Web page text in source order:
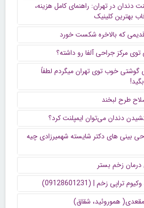
دندان در تهران: راهنمای کامل هزینه،
بهترین کلینیک
که بالاخره شکست خورد
مرکز جراحی آلفا رو داشته؟
گوشتی خوب توی تهران میگردم لطفاً
طرح لبخند
دندان می‌توان ایمپلنت کرد؟
بینی های دکتر شایسته شهمیرزادی چیه
درمان زخم بستر
زخم | (09128601231)
هموروئید، شقاق)